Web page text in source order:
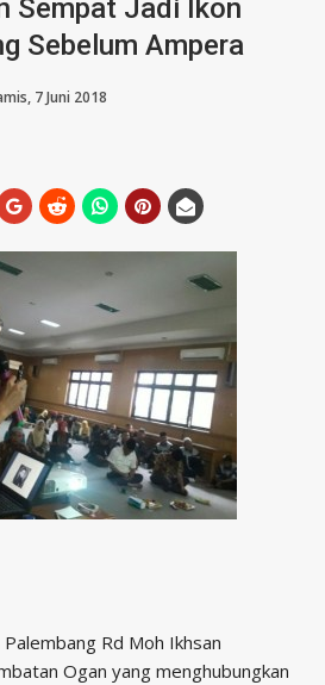
Sempat Jadi Ikon
Sebelum Ampera
7 Juni 2018
Rd Moh Ikhsan
Ogan yang menghubungkan